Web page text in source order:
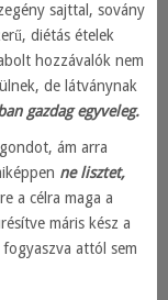
sajttal, sovány
diétás ételek
hozzávalók nem
de látványnak
gazdag egyveleg.
ám arra
ne lisztet,
a célra maga a
máris kész a
attól sem